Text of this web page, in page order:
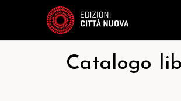
Catalogo